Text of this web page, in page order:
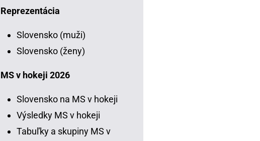
Reprezentácia
Slovensko (muži)
Slovensko (ženy)
MS v hokeji 2026
Slovensko na MS v hokeji
Výsledky MS v hokeji
Tabuľky a skupiny MS v